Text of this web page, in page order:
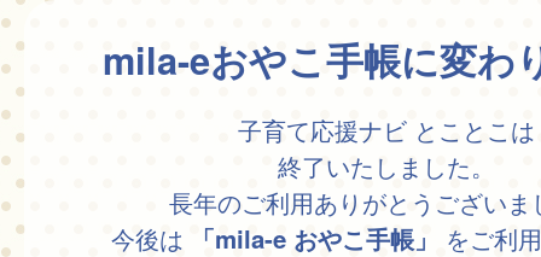
mila-eおやこ手帳に変わ
子育て応援ナビ とことこは
終了いたしました。
長年のご利用ありがとうございま
今後は
「mila-e おやこ手帳」 をご利